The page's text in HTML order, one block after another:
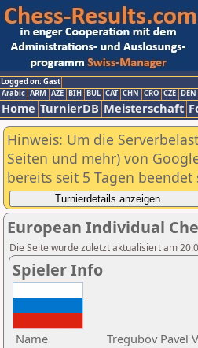
Logged on: Gast
Arabic ARM AZE BIH BUL CAT CHN CRO CZE DEN
Home TurnierDB Meisterschaft
Hinweis: Um die
Seiten und mehr) von
bereits seit 5 Tagen
European Individual
Die Seite wurde zuletzt aktualisiert am
Spieler Info
Name
Tregubov Pavel V